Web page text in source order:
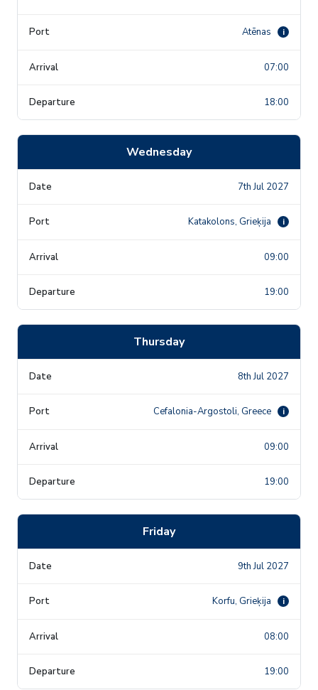
Atēnas i
07:00
18:00
Wednesday
7th Jul 2027
Katakolons, Grieķija i
09:00
19:00
Thursday
8th Jul 2027
Cefalonia-Argostoli, Greece i
09:00
19:00
Friday
9th Jul 2027
Korfu, Grieķija i
08:00
19:00